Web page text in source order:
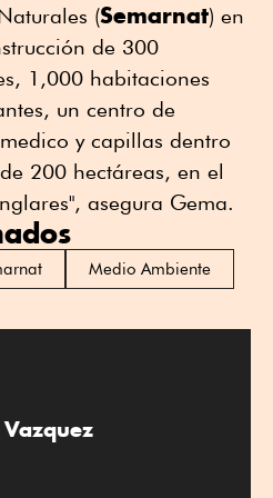
(Semarnat) en
de 300
1,000 habitaciones
un centro de
y capillas dentro
200 hectáreas, en el
asegura Gema.
Medio Ambiente
Vazquez